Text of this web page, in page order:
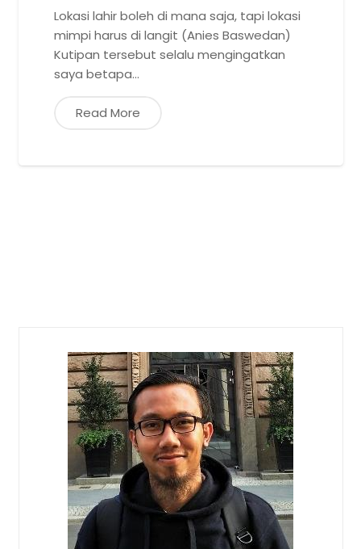
Lokasi lahir boleh di mana saja, tapi lokasi
mimpi harus di langit (Anies Baswedan)
Kutipan tersebut selalu mengingatkan
saya betapa…
Read More